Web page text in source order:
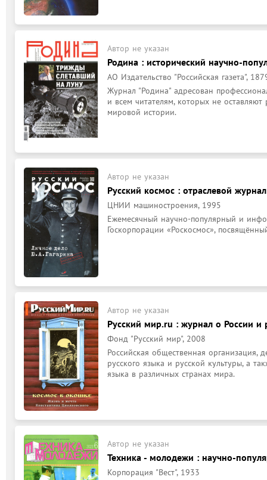
Автор не указан
Родина : исторический научно-
АО Издательство "Российская газета",
Журнал "Родина" адресован
и всем читателям, которых не
мировой истории.
Автор не указан
Русский космос : отраслевой
ЦНИИ машиностроения, 1995
Ежемесячный научно-популярный и
Госкорпорации «Роскосмос»,
Автор не указан
Русский мир.ru : журнал о России и
Фонд "Русский мир", 2008
Российская общественная
русского языка и русской культуры, а
языка в различных странах мира.
Автор не указан
Техника - молодежи : научно-
Корпорация "Вест", 1933